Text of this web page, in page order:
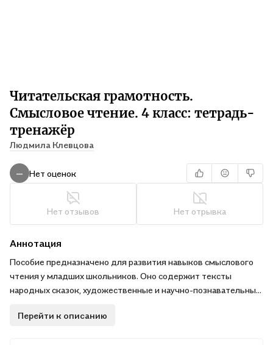
Читательская грамотность.
Смысловое чтение. 4 класс: тетрадь-
тренажёр
Людмила Клевцова
— Нет оценок
Нет отзывов Нет отрывка
Аннотация
Пособие предназначено для развития навыков смыслового
чтения у младших школьников. Оно содержит тексты
народных сказок, художественные и научно-познавательные
пособия могут быть использованы для диагностики и оценки
Перейти к описанию